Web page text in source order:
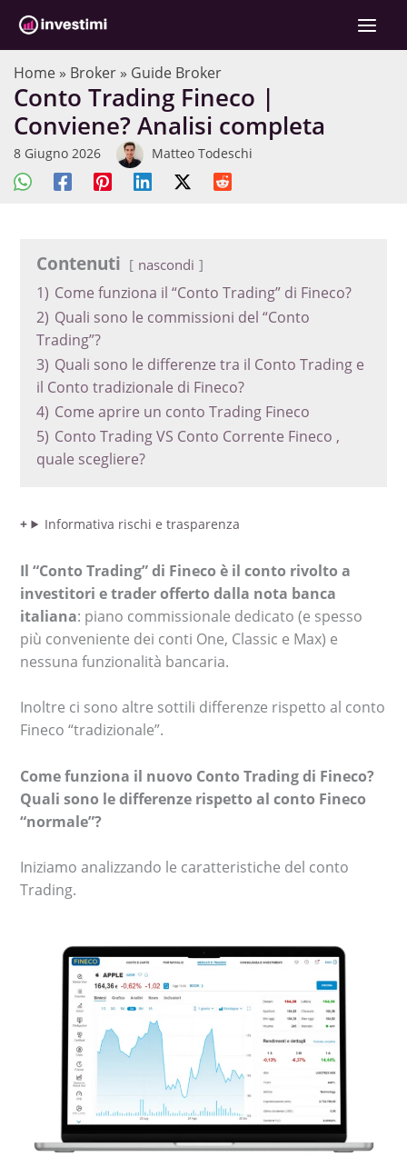
contenuto
Home » Broker » Guide Broker
Conto Trading Fineco |
Conviene? Analisi completa
8 Giugno 2026 Matteo Todeschi
Contenuti nascondi
1) Come funziona il “Conto Trading” di Fineco?
2) Quali sono le commissioni del “Conto
Trading”?
3) Quali sono le differenze tra il Conto Trading e
il Conto tradizionale di Fineco?
4) Come aprire un conto Trading Fineco
5) Conto Trading VS Conto Corrente Fineco ,
quale scegliere?
Informativa rischi e trasparenza
Il “Conto Trading” di Fineco è il conto rivolto a
investitori e trader offerto dalla nota banca
italiana: piano commissionale dedicato (e spesso
più conveniente dei conti One, Classic e Max) e
nessuna funzionalità bancaria.
Inoltre ci sono altre sottili differenze rispetto al conto
Fineco “tradizionale”.
Come funziona il nuovo Conto Trading di Fineco?
Quali sono le differenze rispetto al conto Fineco
“normale”?
Iniziamo analizzando le caratteristiche del conto
Trading.